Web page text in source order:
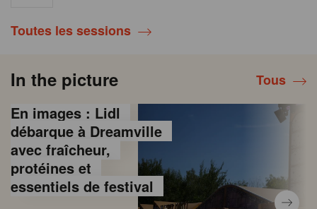
Toutes les sessions
In the picture Tous
En images : Lidl
débarque à Dreamville
avec fraîcheur,
protéines et
essentiels de festival